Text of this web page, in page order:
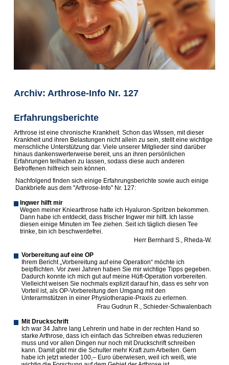
Archiv: Arthrose-Info Nr. 127
Erfahrungsberichte
Arthrose ist eine chronische Krankheit. Schon das Wissen, mit dieser
Krankheit und ihren Belastungen nicht allein zu sein, stellt eine wichtige
menschliche Unterstützung dar. Viele unserer Mitglieder sind darüber
hinaus dankenswerterweise bereit, uns an ihren persönlichen
Erfahrungen teilhaben zu lassen, sodass diese auch anderen
Betroffenen hilfreich sein können.
Nachfolgend finden sich einige Erfahrungsberichte sowie auch einige
Dankbriefe aus dem "Arthrose-Info" Nr. 127:
Ingwer hilft mir
Wegen meiner Kniearthrose hatte ich Hyaluron-Spritzen bekommen.
Dann habe ich entdeckt, dass frischer Ingwer mir hilft. Ich lasse
diesen einige Minuten im Tee ziehen. Seit ich täglich diesen Tee
trinke, bin ich beschwerdefrei.
Herr Bernhard S., Rheda-W.
Vorbereitung auf eine OP
Ihrem Bericht „Vorbereitung auf eine Operation“ möchte ich
beipflichten. Vor zwei Jahren haben Sie mir wichtige Tipps gegeben.
Dadurch konnte ich mich gut auf meine Hüft-Operation vorbereiten.
Vielleicht weisen Sie nochmals explizit darauf hin, dass es sehr von
Vorteil ist, als OP-Vorbereitung den Umgang mit den
Unterarmstützen in einer Physiotherapie-Praxis zu erlernen.
Frau Gudrun R., Schieder-Schwalenbach
Mit Druckschrift
Ich war 34 Jahre lang Lehrerin und habe in der rechten Hand so
starke Arthrose, dass ich einfach das Schreiben etwas reduzieren
muss und vor allen Dingen nur noch mit Druckschrift schreiben
kann. Damit gibt mir die Schulter mehr Kraft zum Arbeiten. Gern
habe ich jetzt wieder 100,– Euro überwiesen, weil ich weiß, wie